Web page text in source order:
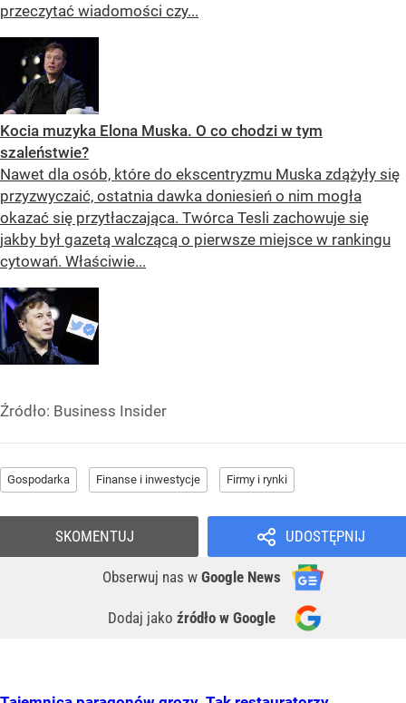
przeczytać wiadomości czy...
Kocia muzyka Elona Muska. O co chodzi w tym
szaleństwie?
Nawet dla osób, które do ekscentryzmu Muska zdążyły się
przyzwyczaić, ostatnia dawka doniesień o nim mogła
okazać się przytłaczająca. Twórca Tesli zachowuje się
jakby był gazetą walczącą o pierwsze miejsce w rankingu
cytowań. Właściwie...
Źródło: Business Insider
Gospodarka Finanse i inwestycje Firmy i rynki
UDOSTĘPNIJ
Obserwuj nas w Google News
Dodaj jako źródło w Google
SKOMENTUJ